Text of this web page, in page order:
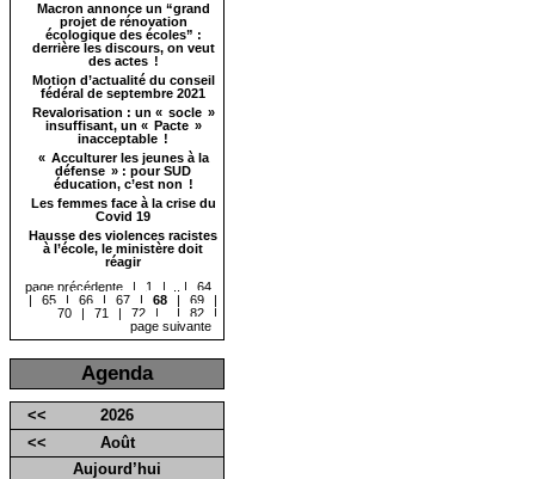
Macron annonce un “grand
projet de rénovation
écologique des écoles” :
derrière les discours, on veut
des actes !
Motion d’actualité du conseil
fédéral de septembre 2021
Revalorisation : un « socle »
insuffisant, un « Pacte »
inacceptable !
« Acculturer les jeunes à la
défense » : pour SUD
éducation, c’est non !
Les femmes face à la crise du
Covid 19
Hausse des violences racistes
à l’école, le ministère doit
réagir
page précédente
| 1 | |
64
|
65 | 66 | 67 | 68 | 69
|
70
| 71 | 72 | | 82
|
page suivante
Agenda
<<
2026
<<
Août
Aujourd’hui